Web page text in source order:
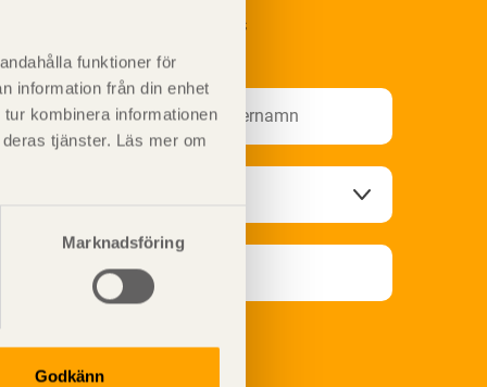
funktioner för
information från din enhet
kombinera informationen
tjänster. Läs mer om
Marknadsföring
Godkänn
på Svenskt Träs